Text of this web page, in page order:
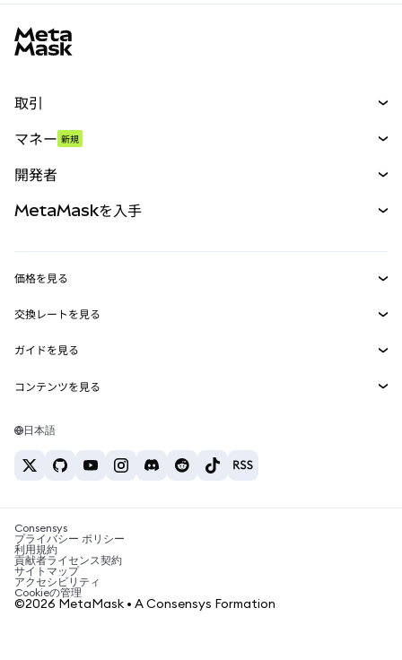
取引
パーペチュアル
RWA
マネー 新規
開発者
MetaMask Connect
Snaps
Web3サービス
MetaMaskを入手
セキュリティ
サポート
キャリア
お問い合わせ
価格を見る
イーサリアムの価格
Solanaの価格
Tetherの価格
交換レートを見る
ETH→USD
USDT→INR
BTC→INR
ETH→USDT
ガイドを見る
ETHの購入
USDTの購入
SHIBの購入
BNBの購入
コンテンツを見る
Solanaウォレット
税制関連ニュース
暗号資産の購入方法は？
ビットコインを売るには？
日本語
Consensys
プライバシー ポリシー
利用規約
貢献者ライセンス契約
サイトマップ
アクセシビリティ
Cookieの管理
©2026 MetaMask • A Consensys Formation